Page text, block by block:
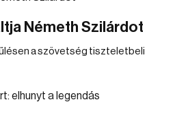
Németh Szilárdot
a szövetség tiszteletbeli